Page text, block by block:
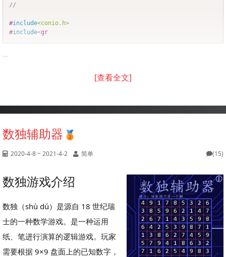
//
#include<conio.h>
#include<gr
...
[查看全文]
数独辅助器
2020-4-8 ~ 2021-4-2 简单 (15)
数独游戏介绍
数独（shù dú）是源自 18 世纪瑞
士的一种数学游戏。是一种运用
纸、笔进行演算的逻辑游戏。玩家
需要根据 9×9 盘面上的已知数字，